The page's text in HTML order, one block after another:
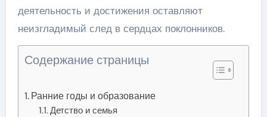
деятельность и достижения оставляют
неизгладимый след в сердцах поклонников.
Содержание страницы
Ранние годы и образование
Детство и семья